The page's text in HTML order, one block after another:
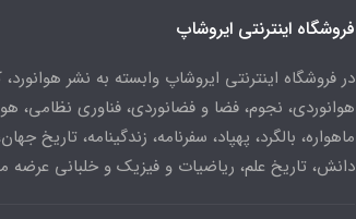
فروشگاه اینترنتی ایروشاپ
در فروشگاه اینترنتی ایروشاپ وابسته به نشر
هوانوردی، نجوم، فضا و فضانوردی، فناوری نظامی،
ماهواره، بالگرد، پهپاد، سفرنامه، زندگینامه، تاریخ
دانش، تاریخ علم، ریاضیات و فیزیک و خلبانی عرضه